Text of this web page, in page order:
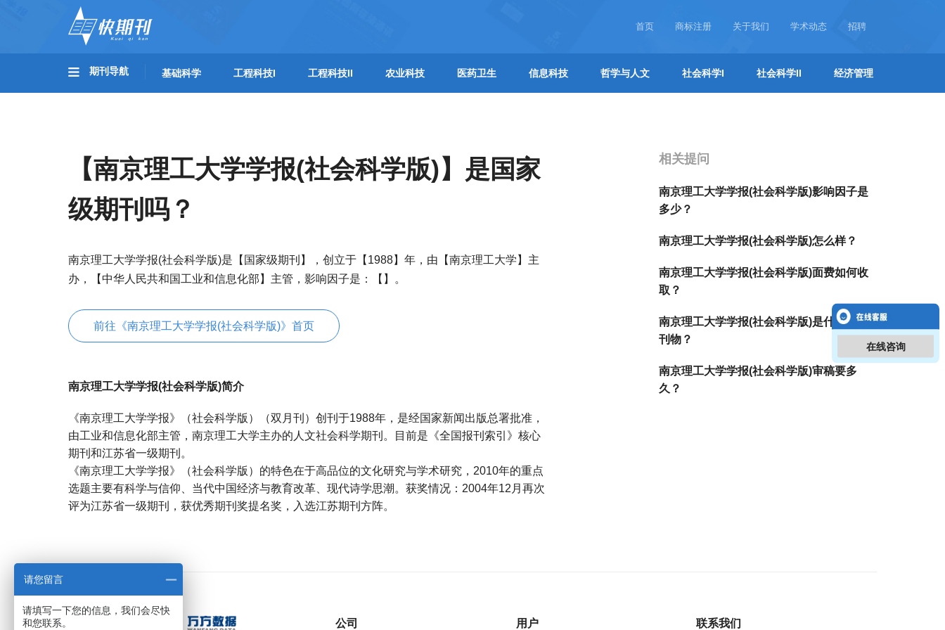
首页 商标注册 关于我们 学术动态 招聘
期刊导航 基础科学 工程科技I 工程科技II 农业科技 医药卫生 信息科技 哲学与人文 社会科学I 社会科学II 经济管理
【南京理工大学学报(社会科学版)】是国家
级期刊吗？
南京理工大学学报(社会科学版)是【国家级期刊】，创立于【1988】年，由【南京理工大学】主
办，【中华人民共和国工业和信息化部】主管，影响因子是：【】。
前往《南京理工大学学报(社会科学版)》首页
南京理工大学学报(社会科学版)简介
《南京理工大学学报》（社会科学版）（双月刊）创刊于1988年，是经国家新闻出版总署批准，
由工业和信息化部主管，南京理工大学主办的人文社会科学期刊。目前是《全国报刊索引》核心
期刊和江苏省一级期刊。
《南京理工大学学报》（社会科学版）的特色在于高品位的文化研究与学术研究，2010年的重点
选题主要有科学与信仰、当代中国经济与教育改革、现代诗学思潮。获奖情况：2004年12月再次
评为江苏省一级期刊，获优秀期刊奖提名奖，入选江苏期刊方阵。
相关提问
南京理工大学学报(社会科学版)影响因子是
多少？
南京理工大学学报(社会科学版)怎么样？
南京理工大学学报(社会科学版)面费如何收
取？
南京理工大学学报(社会科学版)是什么级别
刊物？
南京理工大学学报(社会科学版)审稿要多
久？
公司 用户 联系我们
在线咨询
请您留言
请填写一下您的信息，我们会尽快
和您联系。